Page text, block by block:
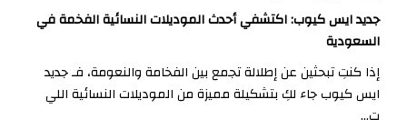
جديد ايس كيوب: اكتشفي أحدث الموديلات النسائية الفخمة في
السعودية
إذا كنتِ تبحثين عن إطلالة تجمع بين الفخامة والنعومة، فـ جديد
ايس كيوب جاء لكِ بتشكيلة مميزة من الموديلات النسائية اللي
ت...